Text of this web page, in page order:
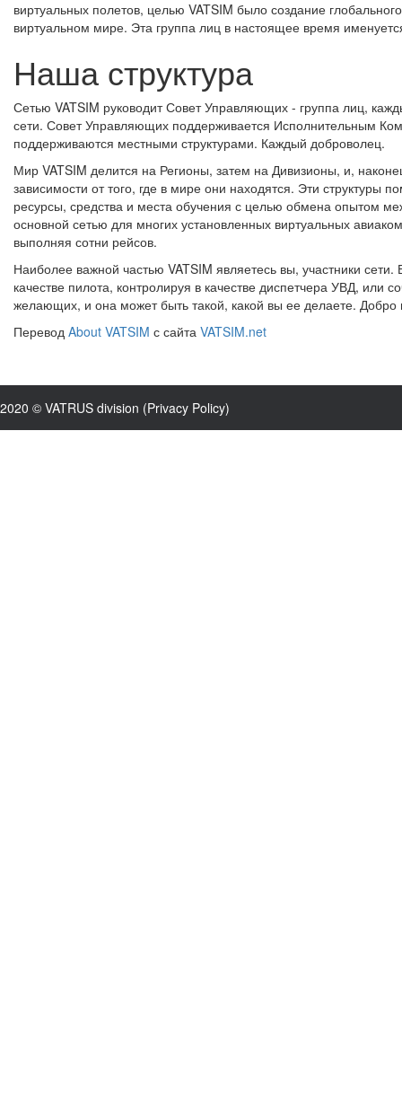
виртуальных полетов, целью VATSIM было создание
виртуальном мире. Эта группа лиц в настоящее время
Наша структура
Сетью VATSIM руководит Совет Управляющих - группа лиц,
сети. Совет Управляющих поддерживается Исполнительным
поддерживаются местными структурами. Каждый доброволец.
Мир VATSIM делится на Регионы, затем на Дивизионы, и,
зависимости от того, где в мире они находятся. Эти структуры
ресурсы, средства и места обучения с целью обмена опытом
основной сетью для многих установленных виртуальных
выполняя сотни рейсов.
Наиболее важной частью VATSIM являетесь вы, участники
качестве пилота, контролируя в качестве диспетчера УВД, или
желающих, и она может быть такой, какой вы ее делаете. Добро
Перевод About VATSIM с сайта VATSIM.net
2020 © VATRUS division (Privacy Policy)